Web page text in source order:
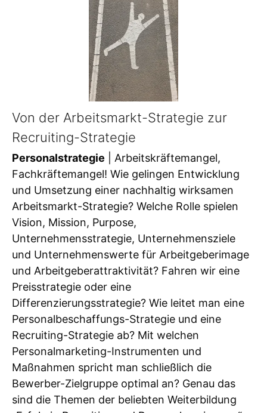
Von der Arbeitsmarkt-Strategie zur
Recruiting-Strategie
Personalstrategie | Arbeitskräftemangel,
Fachkräftemangel! Wie gelingen Entwicklung
und Umsetzung einer nachhaltig wirksamen
Arbeitsmarkt-Strategie? Welche Rolle spielen
Vision, Mission, Purpose,
Unternehmensstrategie, Unternehmensziele
und Unternehmenswerte für Arbeitgeberimage
und Arbeitgeberattraktivität? Fahren wir eine
Preisstrategie oder eine
Differenzierungsstrategie? Wie leitet man eine
Personalbeschaffungs-Strategie und eine
Recruiting-Strategie ab? Mit welchen
Personalmarketing-Instrumenten und
Maßnahmen spricht man schließlich die
Bewerber-Zielgruppe optimal an? Genau das
sind die Themen der beliebten Weiterbildung